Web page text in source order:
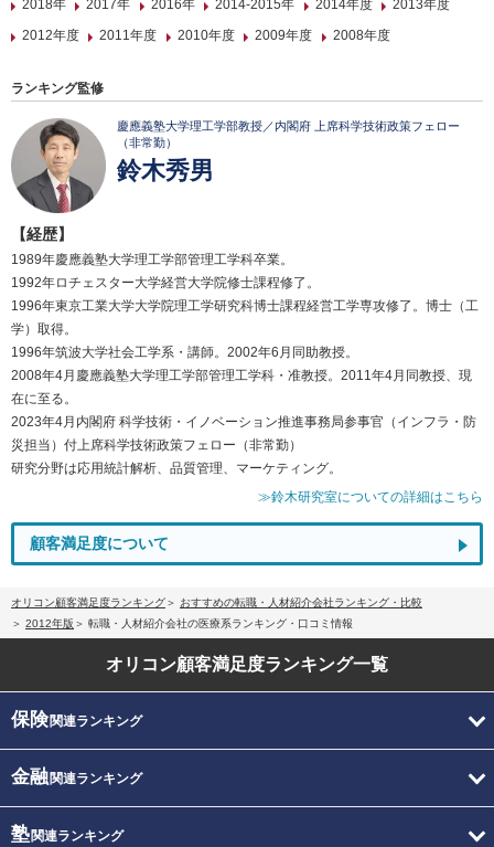
2018年 2017年 2016年 2014-2015年 2014年度
2013年度
2012年度
2011年度 2010年度 2009年度 2008年度
ランキング監修
慶應義塾大学理工学部教授／内閣府 上席科学技術政策フェロー
（非常勤）
鈴木秀男
【経歴】
1989年慶應義塾大学理工学部管理工学科卒業。
1992年ロチェスター大学経営大学院修士課程修了。
1996年東京工業大学大学院理工学研究科博士課程経営工学専攻修了。博士（工
学）取得。
1996年筑波大学社会工学系・講師。2002年6月同助教授。
2008年4月慶應義塾大学理工学部管理工学科・准教授。2011年4月同教授、現
在に至る。
2023年4月内閣府 科学技術・イノベーション推進事務局参事官（インフラ・防
災担当）付上席科学技術政策フェロー（非常勤）
研究分野は応用統計解析、品質管理、マーケティング。
≫鈴木研究室についての詳細はこちら
顧客満足度について
オリコン顧客満足度ランキング
おすすめの転職・人材紹介会社ランキング・比較
2012年版
転職・人材紹介会社の医療系ランキング・口コミ情報
オリコン顧客満足度ランキング一覧
保険関連ランキング
金融関連ランキング
塾関連ランキング